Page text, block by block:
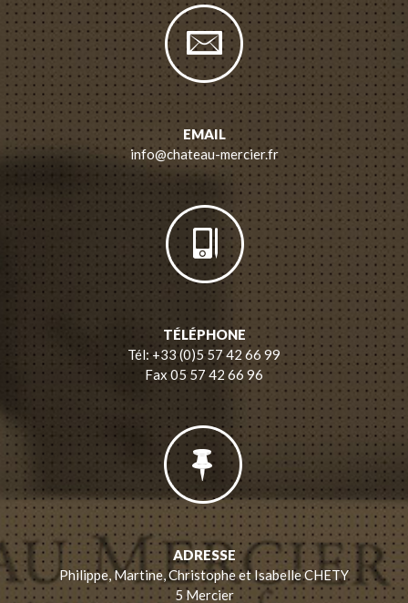
EMAIL
info@chateau-mercier.fr
TÉLÉPHONE
Tél: +33 (0)5 57 42 66 99
Fax 05 57 42 66 96
ADRESSE
Philippe, Martine, Christophe et Isabelle CHETY
5 Mercier